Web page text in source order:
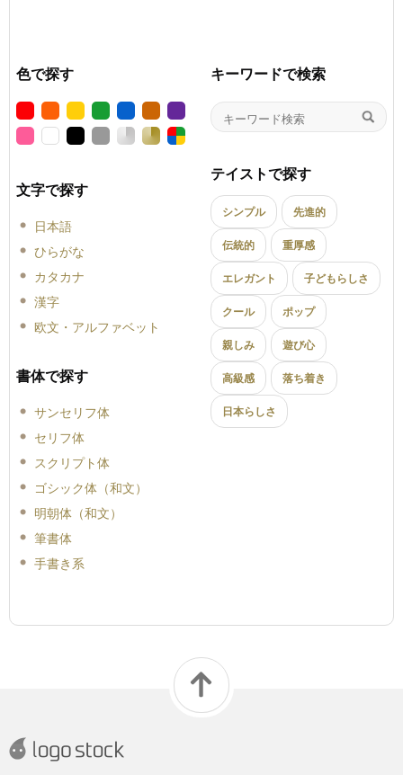
色で探す
文字で探す
日本語
ひらがな
カタカナ
漢字
欧文・アルファベット
書体で探す
サンセリフ体
セリフ体
スクリプト体
ゴシック体（和文）
明朝体（和文）
筆書体
手書き系
キーワードで検索
テイストで探す
シンプル 先進的
伝統的 重厚感
エレガント 子どもらしさ
クール ポップ
親しみ 遊び心
高級感 落ち着き
日本らしさ